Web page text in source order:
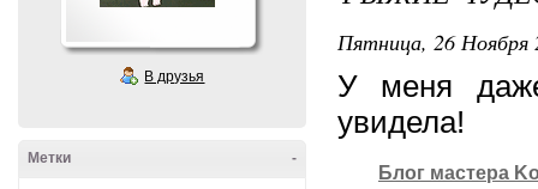
В друзья
-
Метки
Пятница, 26 Ноября
У меня
увидела!
Блог мастера